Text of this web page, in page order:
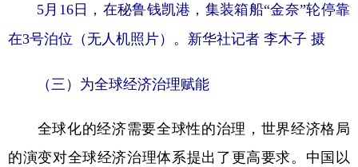
5月16日，在秘鲁钱凯港，集装箱船“金奈”轮停靠
在3号泊位（无人机照片）。新华社记者 李木子 摄
（三）为全球经济治理赋能
全球化的经济需要全球性的治理，世界经济格局
的演变对全球经济治理体系提出了更高要求。中国以